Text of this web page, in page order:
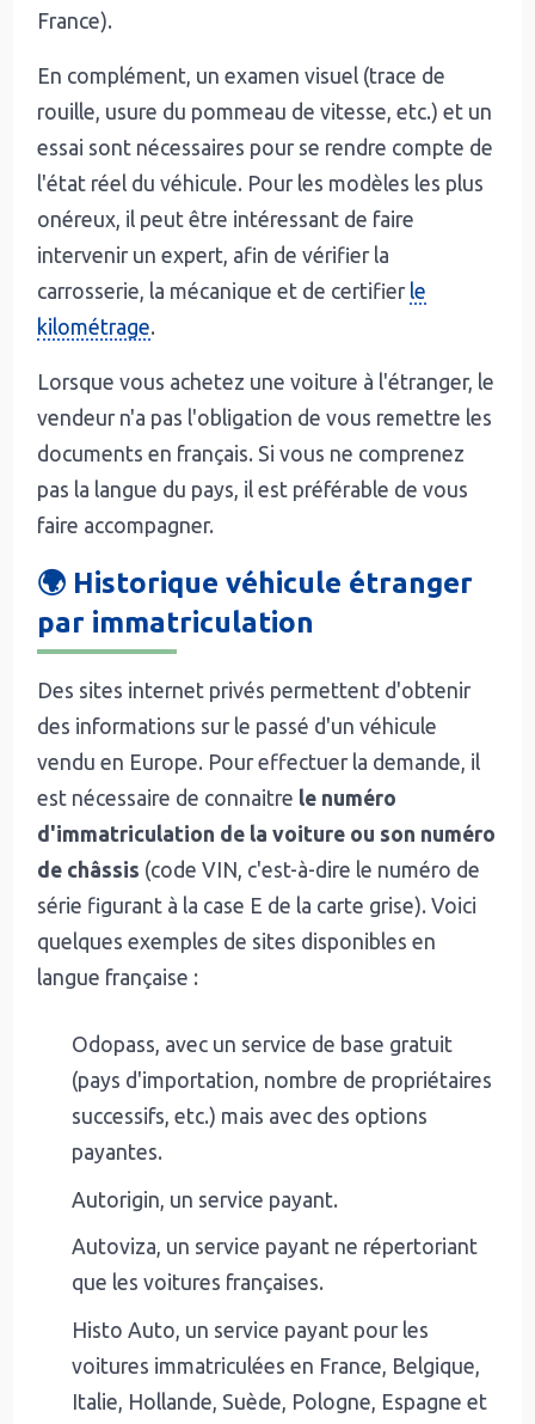
France).
En complément, un examen visuel (trace de
rouille, usure du pommeau de vitesse, etc.) et un
essai sont nécessaires pour se rendre compte de
l'état réel du véhicule. Pour les modèles les plus
onéreux, il peut être intéressant de faire
intervenir un expert, afin de vérifier la
carrosserie, la mécanique et de certifier le
kilométrage.
Lorsque vous achetez une voiture à l'étranger, le
vendeur n'a pas l'obligation de vous remettre les
documents en français. Si vous ne comprenez
pas la langue du pays, il est préférable de vous
faire accompagner.
🌍 Historique véhicule étranger
par immatriculation
Des sites internet privés permettent d'obtenir
des informations sur le passé d'un véhicule
vendu en Europe. Pour effectuer la demande, il
est nécessaire de connaitre le numéro
d'immatriculation de la voiture ou son numéro
de châssis (code VIN, c'est-à-dire le numéro de
série figurant à la case E de la carte grise). Voici
quelques exemples de sites disponibles en
langue française :
Odopass, avec un service de base gratuit
(pays d'importation, nombre de propriétaires
successifs, etc.) mais avec des options
payantes.
Autorigin, un service payant.
Autoviza, un service payant ne répertoriant
que les voitures françaises.
Histo Auto, un service payant pour les
voitures immatriculées en France, Belgique,
Italie, Hollande, Suède, Pologne, Espagne et